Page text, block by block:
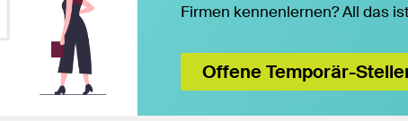
Firmen kennenlernen? All das
Offene Temporär-